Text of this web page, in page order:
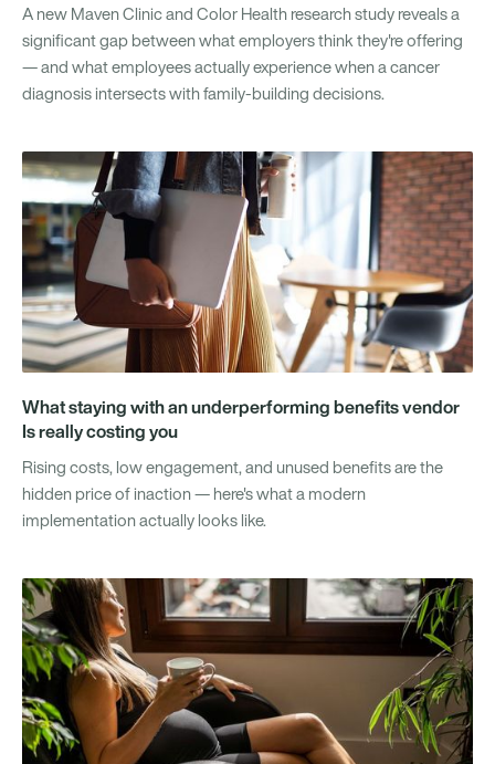
A new Maven Clinic and Color Health research study reveals a
significant gap between what employers think they're offering
— and what employees actually experience when a cancer
diagnosis intersects with family-building decisions.
What staying with an underperforming benefits vendor
Is really costing you
Rising costs, low engagement, and unused benefits are the
hidden price of inaction — here's what a modern
implementation actually looks like.